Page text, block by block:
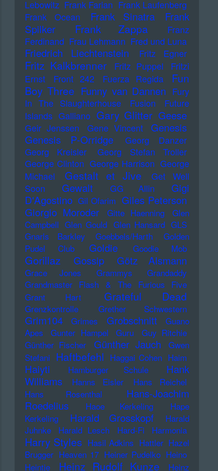
Lebowitz Frank Farian Frank Laufenberg
Frank Ocean
Frank Sinatra
Frank
Spilker
Frank Zappa
Franz
Ferdinand Frau Lehmann Fred und Luna
Friedrich Liechtenstein Fritz Egner
Fritz Kalkbrenner Fritz Puppel
Fritzi
Ernst
Front 242 Fuerza Regida
Fun
Boy Three Funny van Dannen Fury
In The Slaughterhouse
Fusion
Future
Islands Galliano Gary Glitter Geese
Geir Jenssen Gene Vincent
Genesis
Genesis P-Orridge
Georg Danzer
Georg Kreisler
Georg Stefan Troller
George Clinton George Harrison George
Michael
Gestalt et Jive
Get Well
Soon
Gewalt GG Allin
Gigi
D'Agostino Gil Ofarim Giles Peterson
Giorgio Moroder
Gitte Haenning
Glen
Campbell Glen Gould Glen Hansard GLS
Gnarls Barkley
Goebbels/Harth
Golden
Pudel Club
Goldie Goodie Mob
Gorillaz Gossip Götz Alsmann
Grace Jones Grammys
Grandaddy
Grandmaster Flash & The Furious Five
Grant Hart
Grateful Dead
Grenzkontrolle Grether Schwestern
Grim104 Grimes Grobschnitt
Guano
Apes
Gunter Hampel Guru
Guy Ritchie
Günther Fischer
Günther Jauch
Gwen
Stefani Haftbefehl Haggai Cohen Haim
Haiyti Hamburger Schule
Hank
Williams
Hanns Eisler
Hans Reichel
Hans Rosenthal
Hans-Joachim
Roedelius
Haoe Kerkeling
Hape
Kerkeling
Harald Grosskopf
Harald
Juhnke
Harald Lesch Hard-Fi Harmonia
Harry Styles Hasil Adkins Hattler Hazel
Brugger Heaven 17 Heiner Pudelko Heino
Heintje
Heinz Rudolf Kunze
Heinz